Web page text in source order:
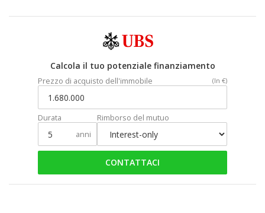
Calcola il tuo potenziale finanziamento
Prezzo di acquisto dell'immobile (In €)
Durata
anni
Rimborso del mutuo
CONTATTACI